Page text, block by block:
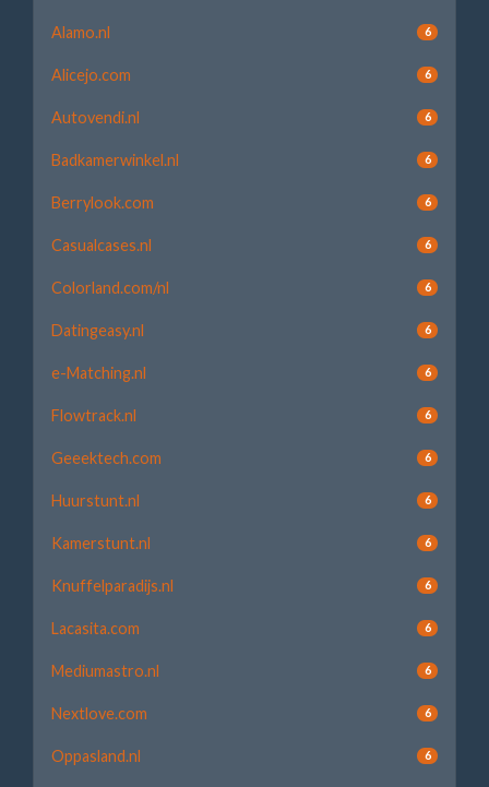
Alamo.nl 6
Alicejo.com 6
Autovendi.nl 6
Badkamerwinkel.nl 6
Berrylook.com 6
Casualcases.nl 6
Colorland.com/nl 6
Datingeasy.nl 6
e-Matching.nl 6
Flowtrack.nl 6
Geeektech.com 6
Huurstunt.nl 6
Kamerstunt.nl 6
Knuffelparadijs.nl 6
Lacasita.com 6
Mediumastro.nl 6
Nextlove.com 6
Oppasland.nl 6